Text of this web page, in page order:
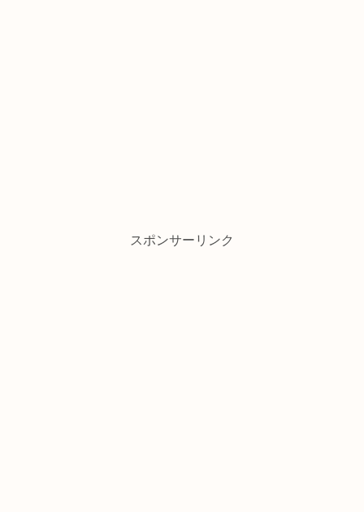
スポンサーリンク